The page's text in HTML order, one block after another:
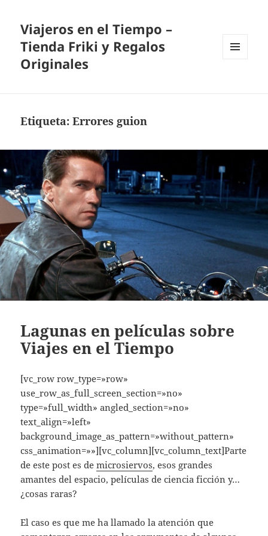
Viajeros en el Tiempo –
Tienda Friki y Regalos
Originales
Etiqueta:Errores guion
Lagunas en películas sobre
Viajes en el Tiempo
[vc_row row_type=»row»
use_row_as_full_screen_section=»no»
type=»full_width» angled_section=»no»
text_align=»left»
background_image_as_pattern=»without_pattern»
css_animation=»»][vc_column][vc_column_text]Parte
de este post es demicrosiervos, esos grandes
amantes del espacio, películas de ciencia ficción y…
¿cosas raras?
El caso es que me ha llamado la atención que